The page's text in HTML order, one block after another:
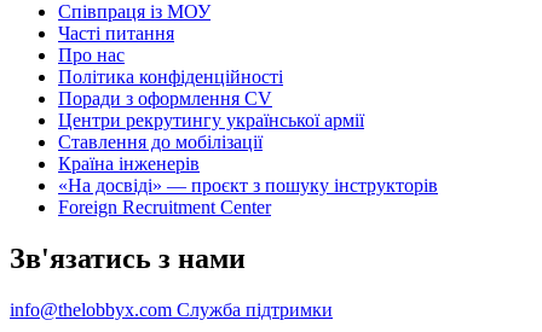
Співпраця із МОУ
Часті питання
Про нас
Політика конфіденційності
Поради з оформлення CV
Центри рекрутингу української армії
Ставлення до мобілізації
Країна інженерів
«На досвіді» — проєкт з пошуку інструкторів
Foreign Recruitment Center
Зв'язатись з нами
info@thelobbyx.com Служба підтримки